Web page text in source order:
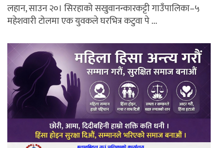
लहान, साउन २०। सिरहाको सखुवानन्कारकट्टी गाउँपालिका–५
महेशवारी टोलमा एक युवकले घरभित्र कटुवा पे ...